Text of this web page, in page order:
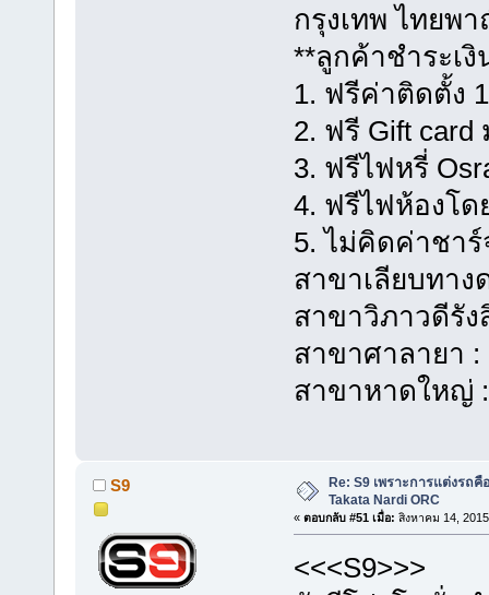
กรุงเทพ ไทยพ
**ลูกค้าชำระเ
1. ฟรีค่าติดตั้ง
2. ฟรี Gift
3. ฟรีไฟหรี่
4. ฟรีไฟห้องโด
5. ไม่คิดค่าชา
สาขาเลียบทาง
สาขาวิภาวดีรัง
สาขาศาลายา :
สาขาหาดใหญ่ :
S9
Re: S9 เพราะการแต่งรถ
Takata Nardi ORC
« ตอบกลับ #51 เมื่อ: สิงหาคม 14,
<<<S9>>>